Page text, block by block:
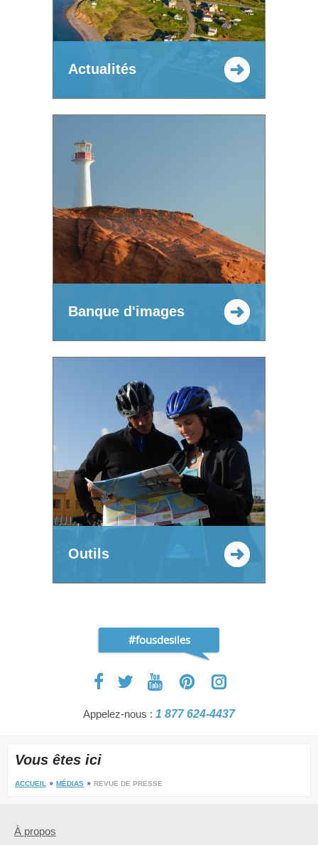
Actualités
Banque d'images
Outils
#fousdesiles
Appelez-nous : 1 877 624-4437
Vous êtes ici
ACCUEIL MÉDIAS REVUE DE PRESSE
À propos